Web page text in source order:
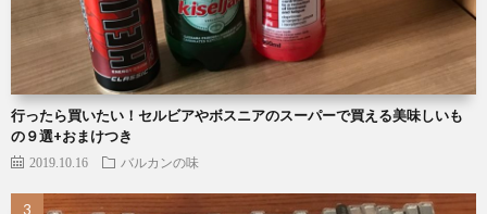
行ったら買いたい！セルビアやボスニアのスーパーで買える美味しいも
の９選+おまけつき
2019.10.16 バルカンの味